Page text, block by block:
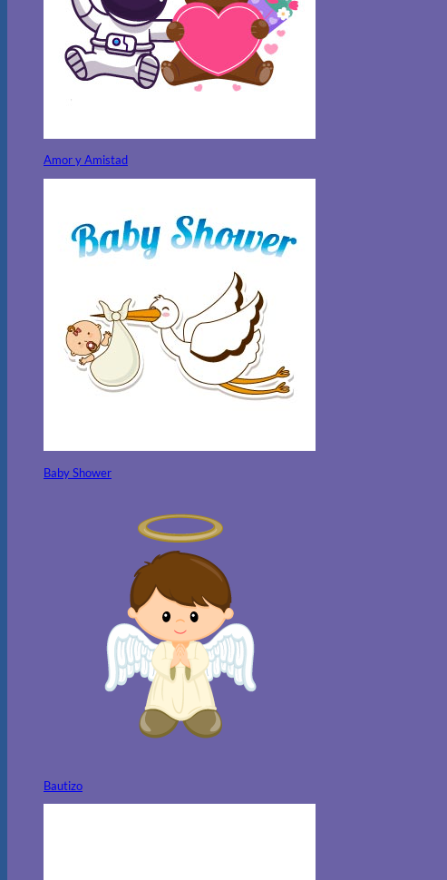
Amor y Amistad
Baby Shower
Bautizo